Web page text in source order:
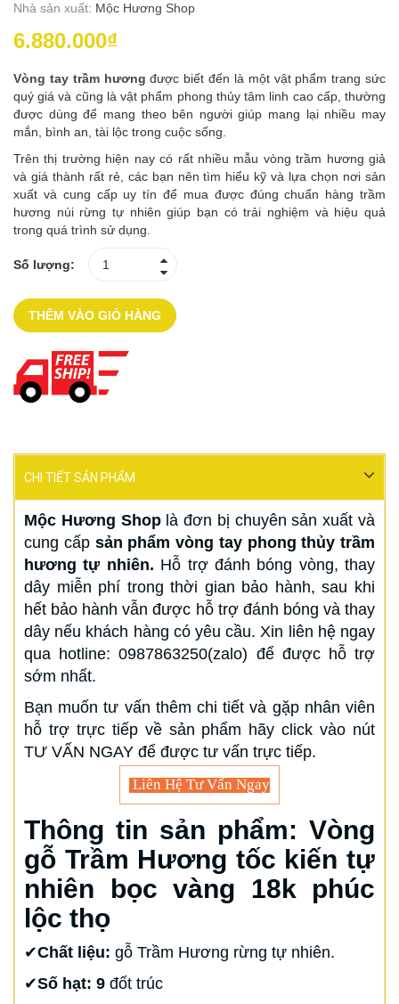
Nhà sản xuất: Mộc Hương Shop
6.880.000₫
Vòng tay trầm hương được biết đến là một vật phẩm trang sức
quý giá và cũng là vật phẩm phong thủy tâm linh cao cấp, thường
được dùng để mang theo bên người giúp mang lại nhiều may
mắn, bình an, tài lộc trong cuộc sống.
Trên thị trường hiện nay có rất nhiều mẫu vòng trầm hương giả
và giá thành rất rẻ, các bạn nên tìm hiểu kỹ và lựa chọn nơi sản
xuất và cung cấp uy tín để mua được đúng chuẩn hàng trầm
hương núi rừng tự nhiên giúp bạn có trải nghiệm và hiệu quả
trong quá trình sử dụng.
Số lượng:
THÊM VÀO GIỎ HÀNG
CHI TIẾT SẢN PHẨM
Mộc Hương Shoplà đơn bị chuyên sản xuất và
cung cấp sản phẩm vòng tay phong thủy trầm
hương tự nhiên. Hỗ trợ đánh bóng vòng, thay
dây miễn phí trong thời gian bảo hành, sau khi
hết bảo hành vẫn được hỗ trợ đánh bóng và thay
dây nếu khách hàng có yêu cầu. Xin liên hệ ngay
qua hotline: 0987863250(zalo) để được hỗ trợ
sớm nhất.
Bạn muốn tư vấn thêm chi tiết và gặp nhân viên
hỗ trợ trực tiếp về sản phẩm hãy click vào nút
TƯ VẤN NGAY để được tư vấn trực tiếp.
Liên Hệ Tư Vấn Ngay
Thông tin sản phẩm: Vòng
gỗ Trầm Hương tốc kiến tự
nhiên bọc vàng 18k phúc
lộc thọ
✔Chất liệu: gỗ Trầm Hương rừng tự nhiên.
✔Số hạt: 9 đốt trúc